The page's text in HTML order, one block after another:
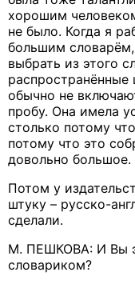
хорошим
не было. Когда я
большим словарём,
выбрать из этого
обычно не
пробу. Она имела
столько потому
потому что это
довольно большое.
Потом у
штуку – русско-
сделали.
М. ПЕШКОВА: И Вы
словариком?